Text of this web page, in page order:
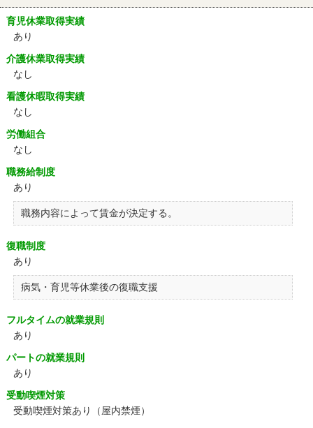
育児休業取得実績
あり
介護休業取得実績
なし
看護休暇取得実績
なし
労働組合
なし
職務給制度
あり
職務内容によって賃金が決定する。
復職制度
あり
病気・育児等休業後の復職支援
フルタイムの就業規則
あり
パートの就業規則
あり
受動喫煙対策
受動喫煙対策あり（屋内禁煙）